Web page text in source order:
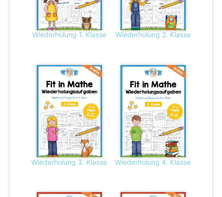
Wiederholung 1. Klasse Wiederholung 2. Klasse
Wiederholung 3. Klasse Wiederholung 4. Klasse